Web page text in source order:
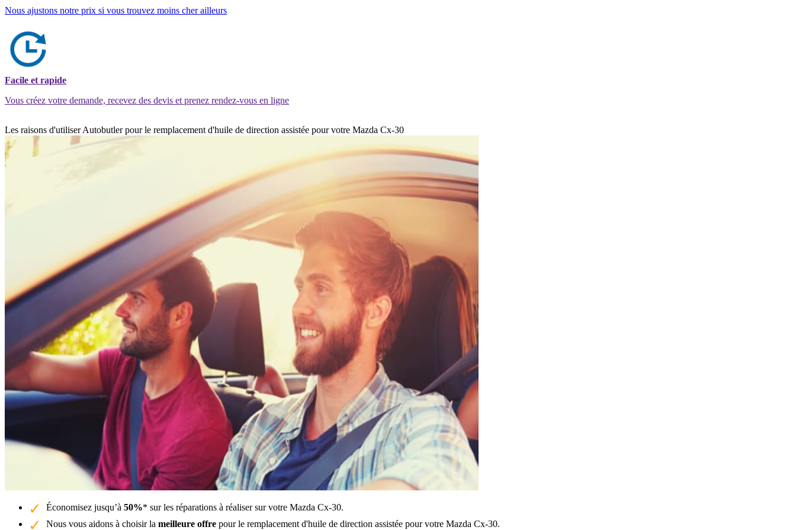
Nous ajustons notre prix si vous trouvez moins cher ailleurs
Facile et rapide
Vous créez votre demande, recevez des devis et prenez rendez-vous en ligne
Les raisons d'utiliser Autobutler pour le remplacement d'huile de direction assistée pour votre Mazda Cx-30
Économisez jusqu’à 50%* sur les réparations à réaliser sur votre Mazda Cx-30.
Nous vous aidons à choisir la meilleure offre pour le remplacement d'huile de direction assistée pour votre Mazda Cx-30.